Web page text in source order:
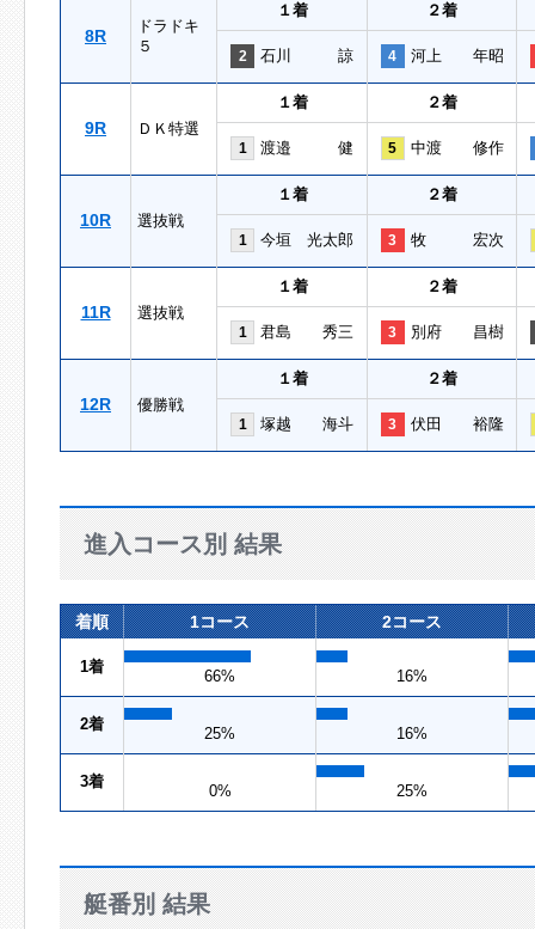
8R
ドラドキ
５
１着 ２着
2 石川 諒 4 河上 年昭
9R ＤＫ特選
１着 ２着
1 渡邉 健 5 中渡 修作
10R 選抜戦
１着 ２着
1 今垣 光太郎 3 牧 宏次
11R 選抜戦
１着 ２着
1 君島 秀三 3 別府 昌樹
12R 優勝戦
１着 ２着
1 塚越 海斗 3 伏田 裕隆
進入コース別 結果
着順 1コース 2コース
1着
66% 16%
2着
25% 16%
3着
0% 25%
艇番別 結果